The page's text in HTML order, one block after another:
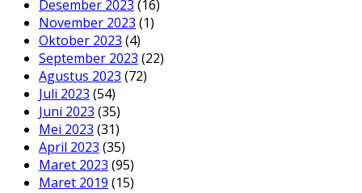
Desember 2023 (16)
November 2023 (1)
Oktober 2023 (4)
September 2023 (22)
Agustus 2023 (72)
Juli 2023 (54)
Juni 2023 (35)
Mei 2023 (31)
April 2023 (35)
Maret 2023 (95)
Maret 2019 (15)